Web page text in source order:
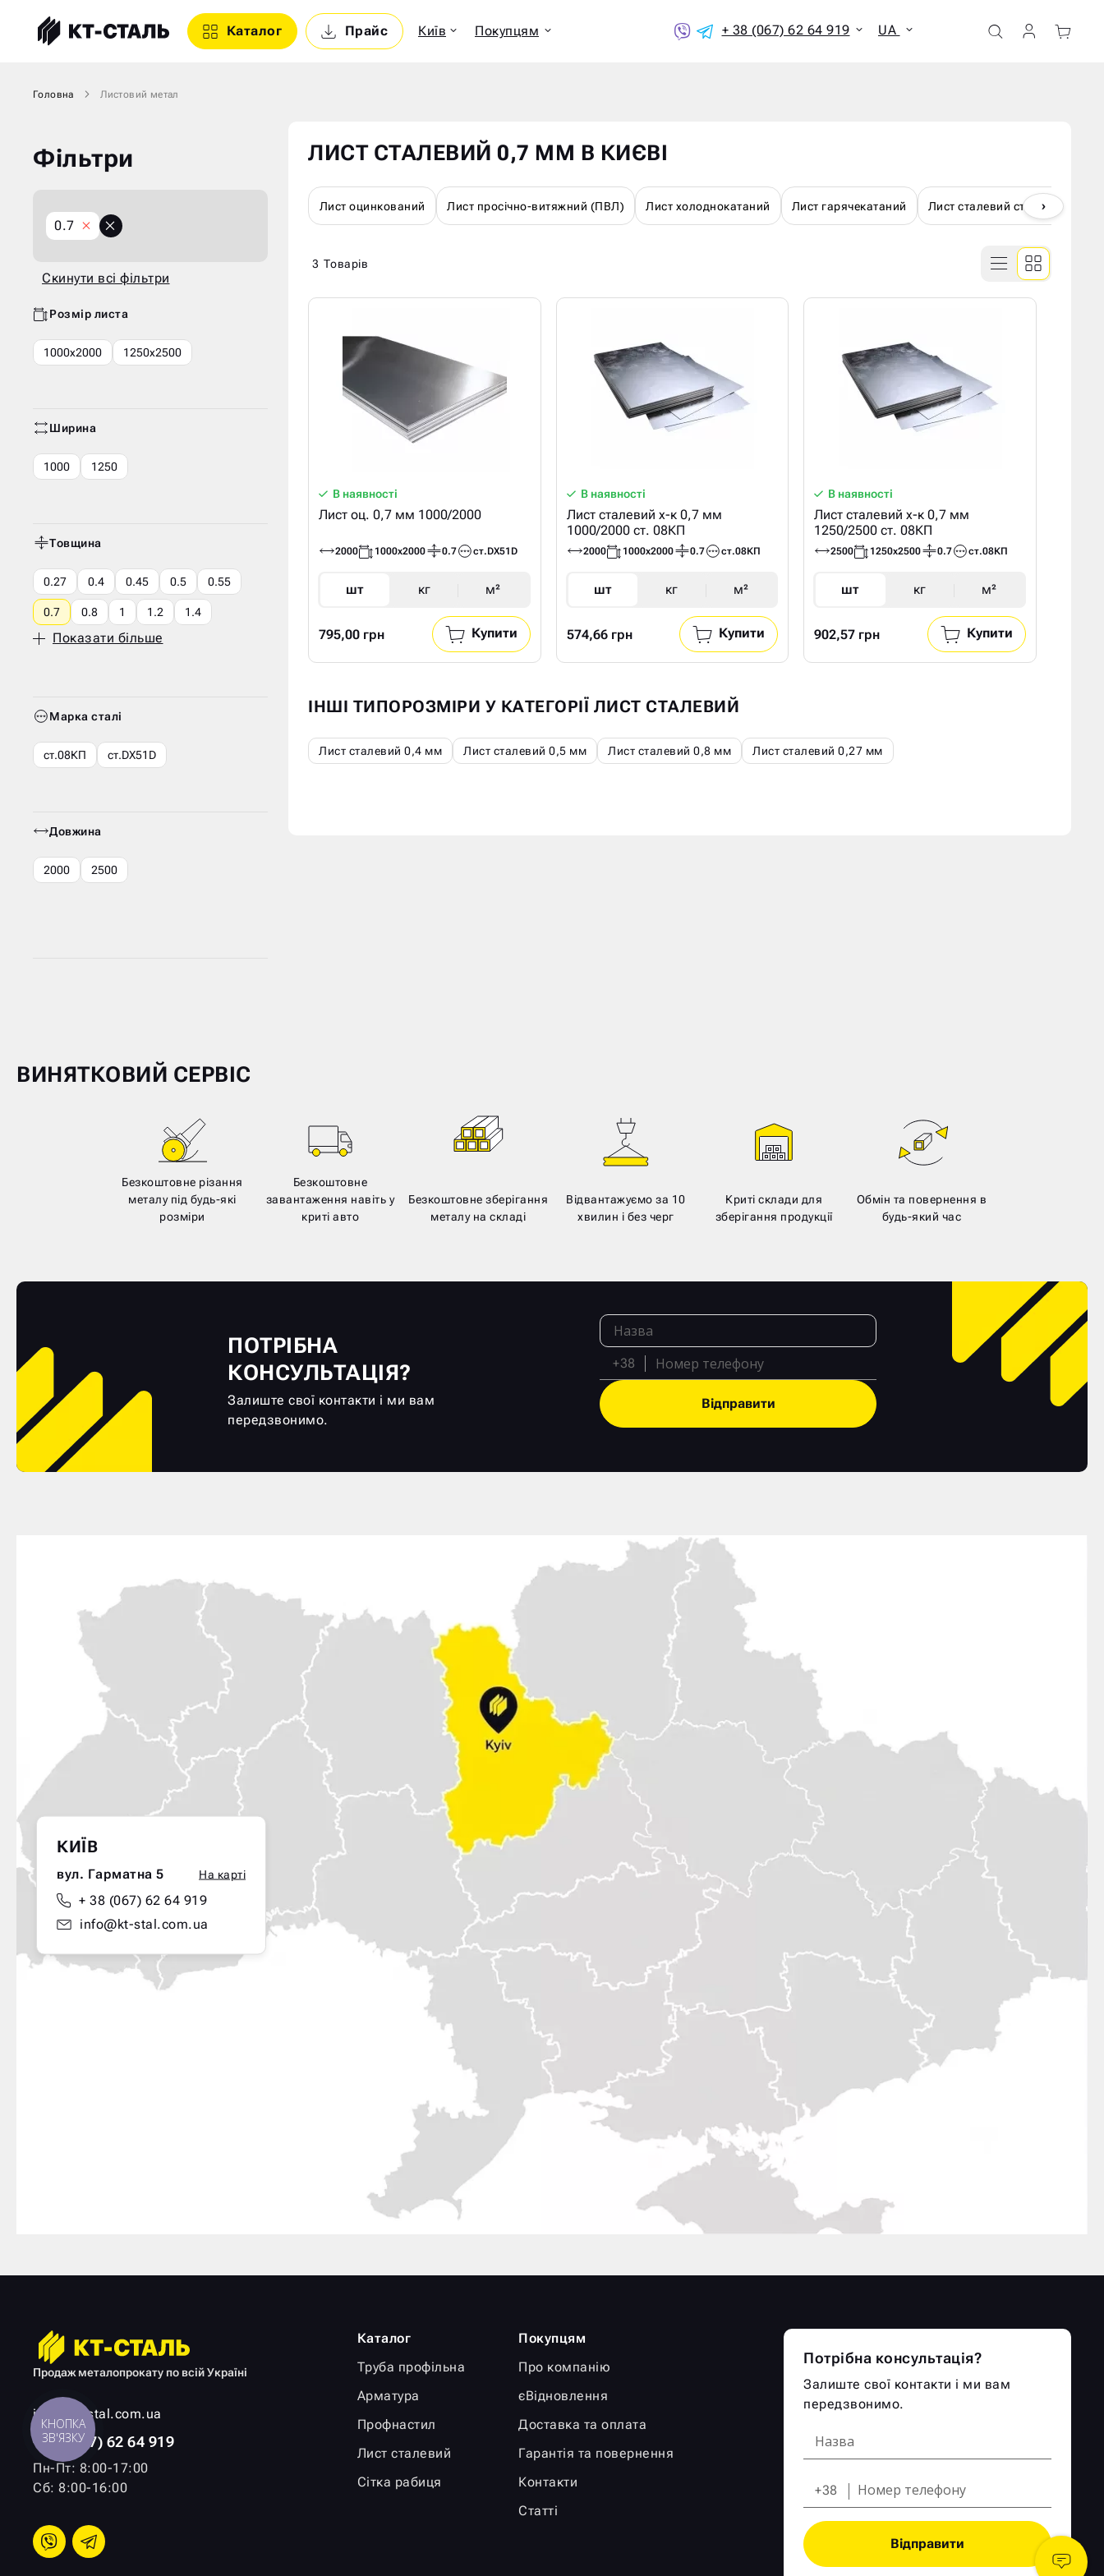
+ 38 (067) 62 64 919 UA
Каталог Прайс Київ Покупцям
Головна Листовий метал
Фільтри
0.7 X
Скинути
фільтри
Скинути всі фільтри
Розмір листа
1000х2000 1250х2500
Ширина
1000 1250
Товщина
0.27 0.4 0.45 0.5 0.55
0.7 0.8 1 1.2 1.4
Показати більше
Марка сталі
ст.08КП ст.DX51D
Довжина
2000 2500
ЛИСТ СТАЛЕВИЙ 0,7 ММ В КИЄВІ
Лист оцинкований Лист просічно-витяжний (ПВЛ) Лист холоднокатаний Лист гарячекатаний Лист сталевий ст.09Г2С (S355)
›
3 Товарів
В наявності
Лист оц. 0,7 мм 1000/2000
2000 1000х2000 0.7 ст.DX51D
шт кг м²
795,00 грн Купити
В наявності
Лист сталевий х-к 0,7 мм
1000/2000 ст. 08КП
2000 1000х2000 0.7 ст.08КП
шт кг м²
574,66 грн Купити
В наявності
Лист сталевий х-к 0,7 мм
1250/2500 ст. 08КП
2500 1250х2500 0.7 ст.08КП
шт кг м²
902,57 грн Купити
ІНШІ ТИПОРОЗМІРИ У КАТЕГОРІЇ ЛИСТ СТАЛЕВИЙ
Лист сталевий 0,4 мм Лист сталевий 0,5 мм Лист сталевий 0,8 мм Лист сталевий 0,27 мм
ВИНЯТКОВИЙ СЕРВІС
Безкоштовне різання
металу під будь-які
розміри
Безкоштовне
завантаження навіть у
криті авто
Безкоштовне зберігання
металу на складі
Відвантажуємо за 10
хвилин і без черг
Криті склади для
зберігання продукції
Обмін та повернення в
будь-який час
ПОТРІБНА
КОНСУЛЬТАЦІЯ?
Залиште свої контакти і ми вам
передзвонимо.
+38
Відправити
КИЇВ
вул. Гарматна 5 На карті
+ 38 (067) 62 64 919
info@kt-stal.com.ua
Продаж металопрокату по всій Україні
info@kt-stal.com.ua
+ 38 (067) 62 64 919
Пн-Пт: 8:00-17:00
Сб: 8:00-16:00
Каталог
Труба профільна
Арматура
Профнастил
Лист сталевий
Сітка рабиця
Покупцям
Про компанію
єВідновлення
Доставка та оплата
Гарантія та повернення
Контакти
Статті
Потрібна консультація?
Залиште свої контакти і ми вам
передзвонимо.
+38
Відправити
КНОПКА
ЗВ'ЯЗКУ